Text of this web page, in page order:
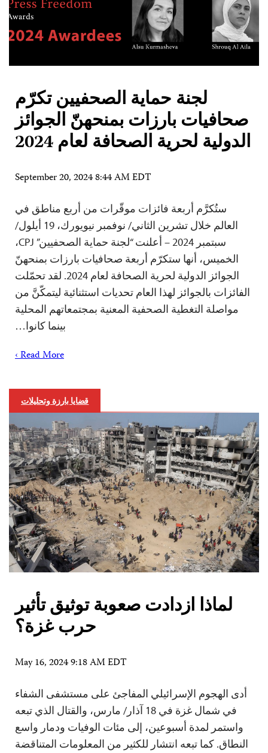
لجنة حماية الصحفيين تكرّم
صحافيات بارزات بمنحهنّ الجوائز
الدولية لحرية الصحافة لعام 2024
September 20, 2024 8:44 AM EDT
ستُكرَّم أربعة فائزات موقّرات من أربع مناطق في
العالم خلال تشرين الثاني/ نوفمبر نيويورك، 19 أيلول/
سبتمبر 2024 – أعلنت “لجنة حماية الصحفيين” CPJ،
الخميس، أنها ستكرّم أربعة صحافيات بارزات بمنحهنّ
الجوائز الدولية لحرية الصحافة لعام 2024. لقد تحمّلت
الفائزات بالجوائز لهذا العام تحديات استثنائية ليتمكّنَّ من
مواصلة التغطية الصحفية المعنية بمجتمعاتهم المحلية
بينما كانوا…
Read More ›
قضايا بارزة وتحليلات
لماذا ازدادت صعوبة توثيق تأثير
حرب غزة؟
May 16, 2024 9:18 AM EDT
أدى الهجوم الإسرائيلي المفاجئ على مستشفى الشفاء
في شمال غزة في 18 آذار/ مارس، والقتال الذي تبعه
واستمر لمدة أسبوعين، إلى مئات الوفيات ودمار واسع
النطاق. كما تبعه انتشار للكثير من المعلومات المتناقضة